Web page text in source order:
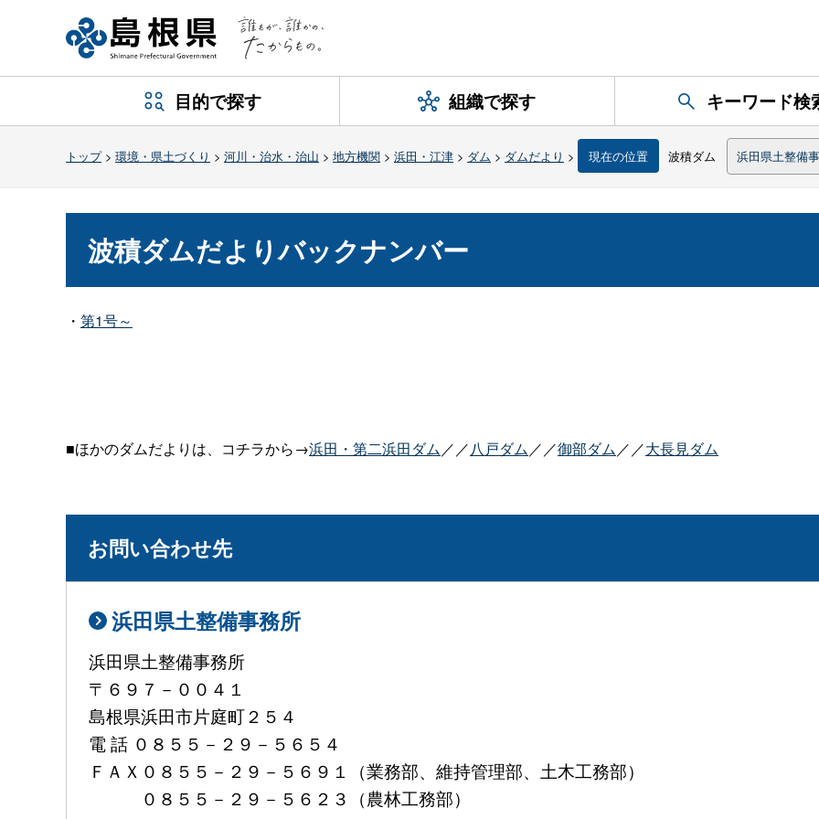
目的で探す 組織で探す キーワード検
トップ> 環境・県土づくり > 河川・治水・治山 > 地方機関 > 浜田・江津 > ダム > ダムだより > 現在の位置 波積ダム 浜田県土整備
波積ダムだよりバックナンバー
・ 第1号～
■ほかのダムだよりは、コチラから→浜田・第二浜田ダム／／八戸ダム／／御部ダム／／大長見ダム
お問い合わせ先
浜田県土整備事務所
浜田県土整備事務所
〒６９７－００４１
島根県浜田市片庭町２５４
電 話 ０８５５－２９－５６５４
ＦＡＸ０８５５－２９－５６９１（業務部、維持管理部、土木工務部）
０８５５－２９－５６２３（農林工務部）